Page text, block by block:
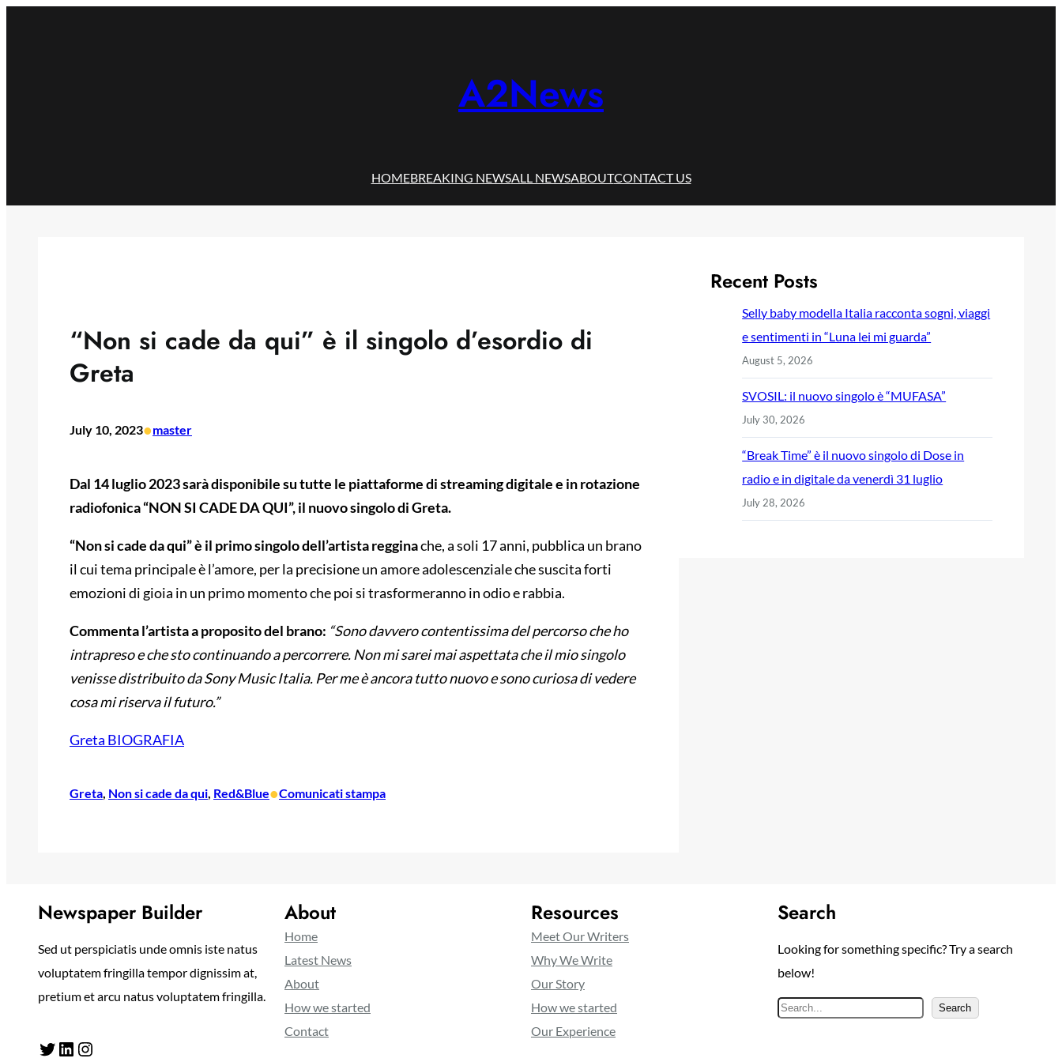
A2News
HOMEBREAKING NEWSALL NEWSABOUTCONTACT US
“Non si cade da qui” è il singolo d’esordio di
Greta
July 10, 2023•master
Dal 14 luglio 2023 sarà disponibile su tutte le piattaforme di streaming digitale e in rotazione
radiofonica “NON SI CADE DA QUI”, il nuovo singolo di Greta.
“Non si cade da qui” è il primo singolo dell’artista regginache, a soli 17 anni, pubblica un brano
il cui tema principale è l’amore, per la precisione un amore adolescenziale che suscita forti
emozioni di gioia in un primo momento che poi si trasformeranno in odio e rabbia.
Commenta l’artista a proposito del brano: “Sono davvero contentissima del percorso che ho
intrapreso e che sto continuando a percorrere. Non mi sarei mai aspettata che il mio singolo
venisse distribuito da Sony Music Italia. Per me è ancora tutto nuovo e sono curiosa di vedere
cosa mi riserva il futuro.”
Greta BIOGRAFIA
Greta, Non si cade da qui, Red&Blue•Comunicati stampa
Recent Posts
Selly baby modella Italia racconta sogni, viaggi
e sentimenti in “Luna lei mi guarda”
August 5, 2026
SVOSIL: il nuovo singolo è “MUFASA”
July 30, 2026
“Break Time” è il nuovo singolo di Dose in
radio e in digitale da venerdì 31 luglio
July 28, 2026
Newspaper Builder
Sed ut perspiciatis unde omnis iste natus
voluptatem fringilla tempor dignissim at,
pretium et arcu natus voluptatem fringilla.
Twitter LinkedIn Instagram
About
Home
Latest News
About
How we started
Contact
Resources
Meet Our Writers
Why We Write
Our Story
How we started
Our Experience
Search
Looking for something specific? Try a search
below!
S
Search